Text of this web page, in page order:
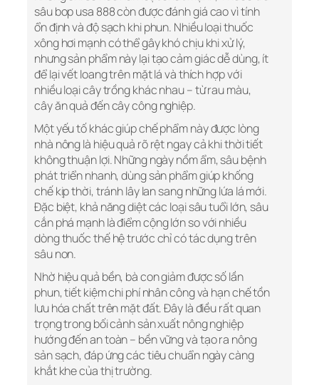
sâu bop usa 888 còn được đánh giá cao vì tính
ổn định và độ sạch khi phun. Nhiều loại thuốc
xông hơi mạnh có thể gây khó chịu khi xử lý,
nhưng sản phẩm này lại tạo cảm giác dễ dùng, ít
để lại vết loang trên mặt lá và thích hợp với
nhiều loại cây trồng khác nhau – từ rau màu,
cây ăn quả đến cây công nghiệp.
Một yếu tố khác giúp chế phẩm này được lòng
nhà nông là hiệu quả rõ rệt ngay cả khi thời tiết
không thuận lợi. Những ngày nồm ẩm, sâu bệnh
phát triển nhanh, dùng sản phẩm giúp khống
chế kịp thời, tránh lây lan sang những lứa lá mới.
Đặc biệt, khả năng diệt các loại sâu tuổi lớn, sâu
cắn phá mạnh là điểm cộng lớn so với nhiều
dòng thuốc thế hệ trước chỉ có tác dụng trên
sâu non.
Nhờ hiệu quả bền, bà con giảm được số lần
phun, tiết kiệm chi phí nhân công và hạn chế tồn
lưu hóa chất trên mặt đất. Đây là điều rất quan
trọng trong bối cảnh sản xuất nông nghiệp
hướng đến an toàn – bền vững và tạo ra nông
sản sạch, đáp ứng các tiêu chuẩn ngày càng
khắt khe của thị trường.